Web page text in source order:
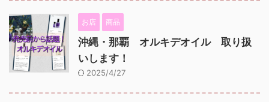
お店 商品
沖縄・那覇 オルキデオイル 取り扱
いします！
2025/4/27